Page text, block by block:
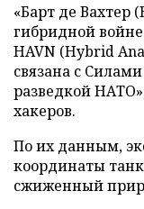
«Барт де Вахтер
гибридной
HAVN (Hybrid
связана с
разведкой
хакеров.
По их данным,
координаты
сжиженный